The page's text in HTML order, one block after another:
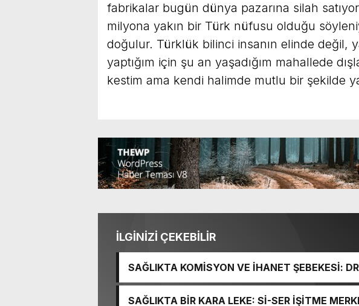
fabrikalar bugün dünya pazarına silah
milyona yakın bir Türk nüfusu olduğu
doğulur. Türklük bilinci insanın elinde değil,
yaptığım için şu an yaşadığım mahallede
kestim ama kendi halimde mutlu bir şekilde
İLGİNİZİ ÇEKEBİLİR
SAĞLIKTA KOMİSYON VE İHANET ŞEBEKESİ:
İŞİTME MERKEZİ’NİN SGK VURGUNU!
SAĞLIKTA BİR KARA LEKE: Sİ-SER İŞİTME